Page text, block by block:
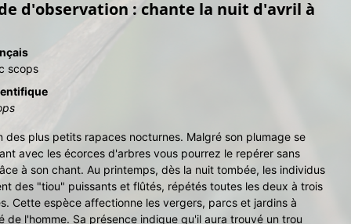
d'observation : chante la nuit d'avril à
scops
des plus petits rapaces nocturnes. Malgré son plumage se
avec les écorces d'arbres vous pourrez le repérer sans
à son chant. Au printemps, dès la nuit tombée, les individus
des "tiou" puissants et flûtés, répétés toutes les deux à trois
Cette espèce affectionne les vergers, parcs et jardins à
de l'homme. Sa présence indique qu'il aura trouvé un trou